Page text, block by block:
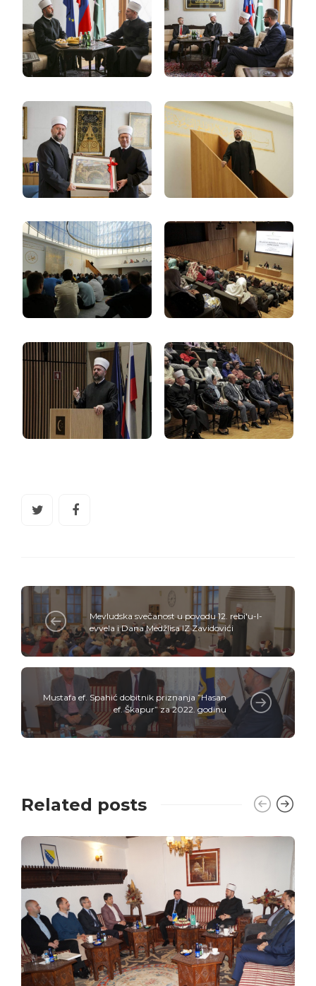
Mevludska svečanost u povodu 12. rebi'u-l-
evvela i Dana Medžlisa IZ Zavidovići
Mustafa ef. Spahić dobitnik priznanja ”Hasan
ef. Škapur” za 2022. godinu
Related posts